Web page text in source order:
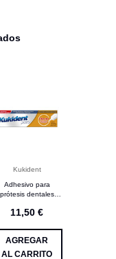
Kukident
Adhesivo para
prótesis dentales
kukident
11,50 €
AGREGAR
AL CARRITO